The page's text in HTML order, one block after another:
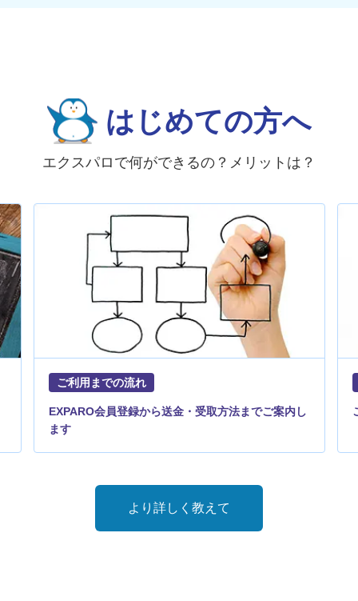
はじめての方へ
エクスパロで何ができるの？メリットは？
ご利用までの流れ
EXPARO会員登録から送金・受取方法までご案内し
ます
より詳しく教えて